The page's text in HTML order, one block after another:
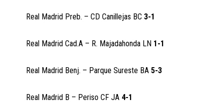
Real Madrid Preb. – CD Canillejas BC3-1
Real Madrid Cad.A – R. Majadahonda LN 1-1
Real Madrid Benj. – Parque Sureste BA5-3
Real Madrid B – Periso CF JA 4-1